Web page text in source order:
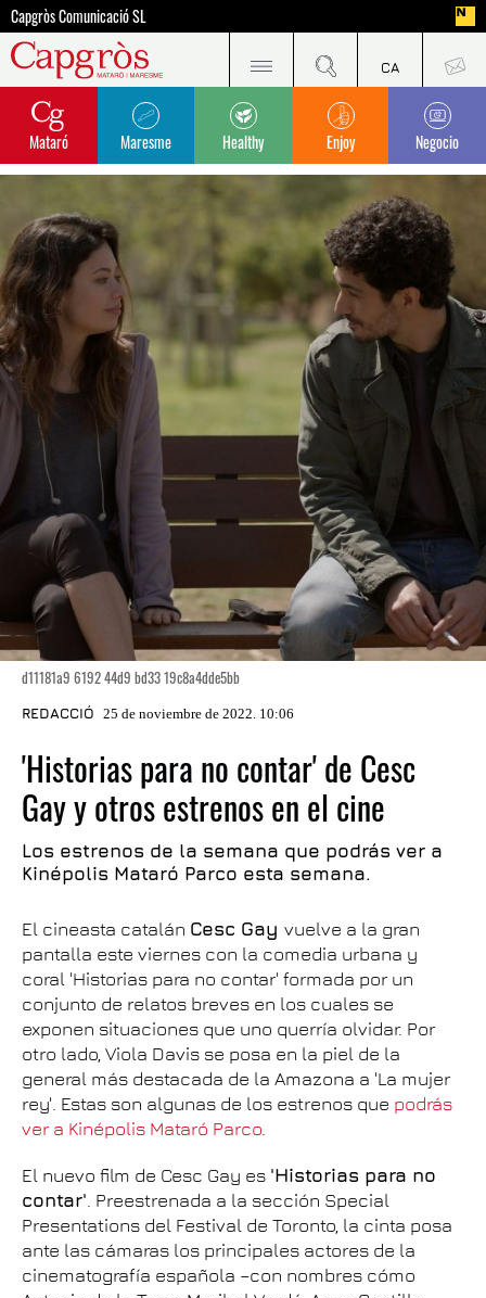
Capgròs Comunicació SL
Mataró Maresme Healthy Enjoy Negocio
d11181a9 6192 44d9 bd33 19c8a4dde5bb
REDACCIÓ 25 de noviembre de 2022. 10:06
'Historias para no contar' de Cesc
Gay y otros estrenos en el cine
Los estrenos de la semana que podrás ver a
Kinépolis Mataró Parco esta semana.
El cineasta catalán Cesc Gay vuelve a la gran
pantalla este viernes con la comedia urbana y
coral 'Historias para no contar' formada por un
conjunto de relatos breves en los cuales se
exponen situaciones que uno querría olvidar. Por
otro lado, Viola Davis se posa en la piel de la
general más destacada de la Amazona a 'La mujer
rey'. Estas son algunas de los estrenos que podrás
ver a Kinépolis Mataró Parco.
El nuevo film de Cesc Gay es 'Historias para no
contar'. Preestrenada a la sección Special
Presentations del Festival de Toronto, la cinta posa
ante las cámaras los principales actores de la
cinematografía española –con nombres cómo